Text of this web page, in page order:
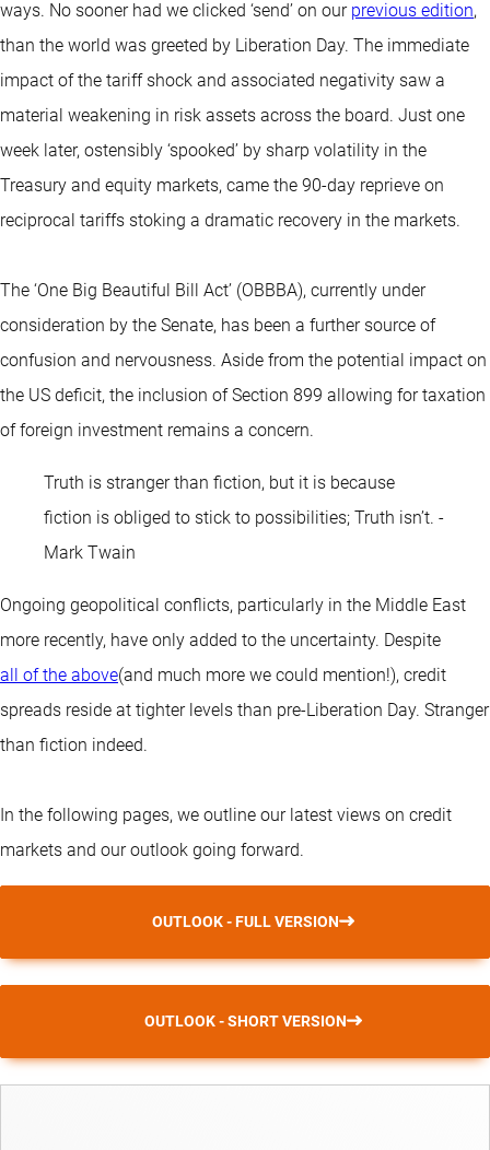
ways. No sooner had we clicked ‘send’ on our previous edition,
than the world was greeted by Liberation Day. The immediate
impact of the tariff shock and associated negativity saw a
material weakening in risk assets across the board. Just one
week later, ostensibly ‘spooked’ by sharp volatility in the
Treasury and equity markets, came the 90-day reprieve on
reciprocal tariffs stoking a dramatic recovery in the markets.
The ‘One Big Beautiful Bill Act’ (OBBBA), currently under
consideration by the Senate, has been a further source of
confusion and nervousness. Aside from the potential impact on
the US deficit, the inclusion of Section 899 allowing for taxation
of foreign investment remains a concern.
Truth is stranger than fiction, but it is because
fiction is obliged to stick to possibilities; Truth isn’t. -
Mark Twain
Ongoing geopolitical conflicts, particularly in the Middle East
more recently, have only added to the uncertainty. Despite
all of the above(and much more we could mention!), credit
spreads reside at tighter levels than pre-Liberation Day. Stranger
than fiction indeed.
In the following pages, we outline our latest views on credit
markets and our outlook going forward.
OUTLOOK - FULL VERSION
OUTLOOK - SHORT VERSION